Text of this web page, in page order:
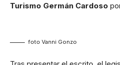
Turismo Germán Cardoso
foto Vanni Gonzo